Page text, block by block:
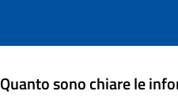
Quanto sono chiare le